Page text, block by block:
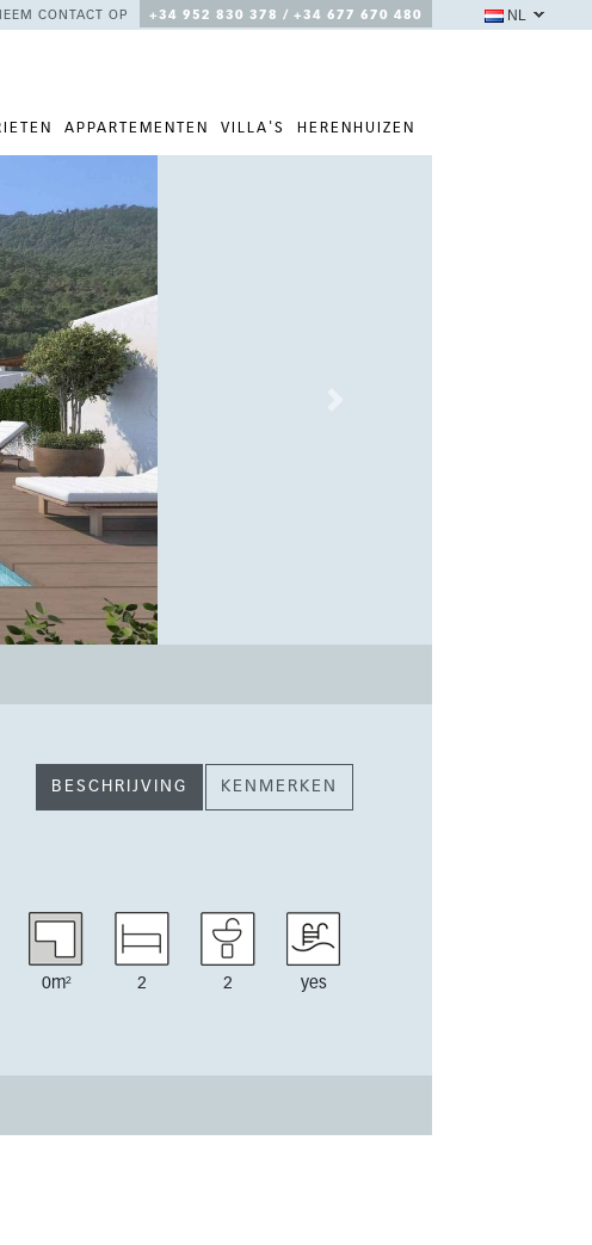
CONTACT OP +34 952 830 378 / +34 677 670 480
APPARTEMENTEN VILLA'S HERENHUIZEN
NL
BESCHRIJVING KENMERKEN
0m² 2 2 yes